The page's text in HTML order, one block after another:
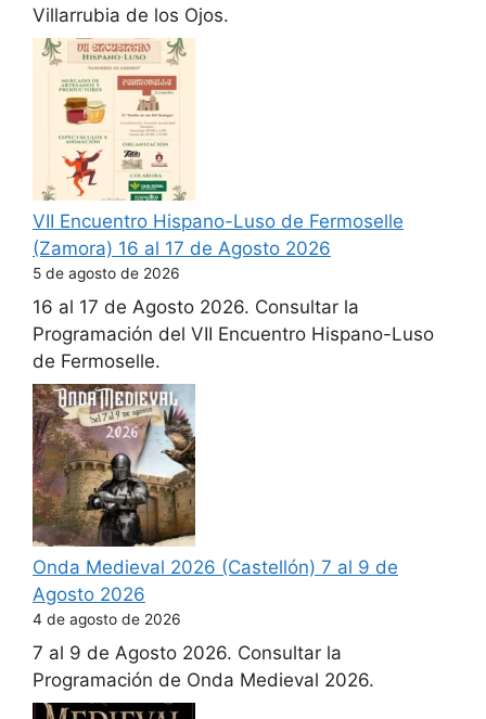
Villarrubia de los Ojos.
VII Encuentro Hispano-Luso de Fermoselle
(Zamora) 16 al 17 de Agosto 2026
5 de agosto de 2026
16 al 17 de Agosto 2026. Consultar la
Programación del VII Encuentro Hispano-Luso
de Fermoselle.
Onda Medieval 2026 (Castellón) 7 al 9 de
Agosto 2026
4 de agosto de 2026
7 al 9 de Agosto 2026. Consultar la
Programación de Onda Medieval 2026.